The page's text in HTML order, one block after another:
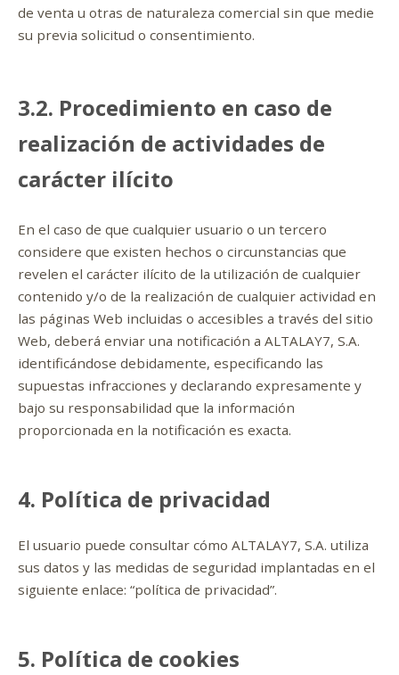
de venta u otras de naturaleza comercial sin que medie
su previa solicitud o consentimiento.
3.2. Procedimiento en caso de
realización de actividades de
carácter ilícito
En el caso de que cualquier usuario o un tercero
considere que existen hechos o circunstancias que
revelen el carácter ilícito de la utilización de cualquier
contenido y/o de la realización de cualquier actividad en
las páginas Web incluidas o accesibles a través del sitio
Web, deberá enviar una notificación a ALTALAY7, S.A.
identificándose debidamente, especificando las
supuestas infracciones y declarando expresamente y
bajo su responsabilidad que la información
proporcionada en la notificación es exacta.
4. Política de privacidad
El usuario puede consultar cómo ALTALAY7, S.A. utiliza
sus datos y las medidas de seguridad implantadas en el
siguiente enlace: “política de privacidad”.
5. Política de cookies